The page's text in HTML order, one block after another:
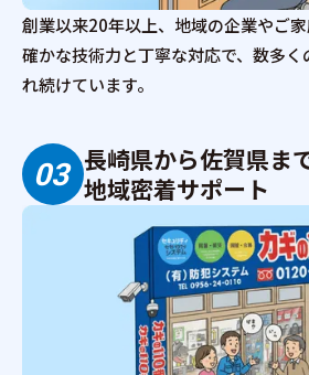
創業以来20年以上、地域の企業やご家
確かな技術力と丁寧な対応で、数多
れ続けています。
03 長崎県から佐賀県ま
地域密着サポート